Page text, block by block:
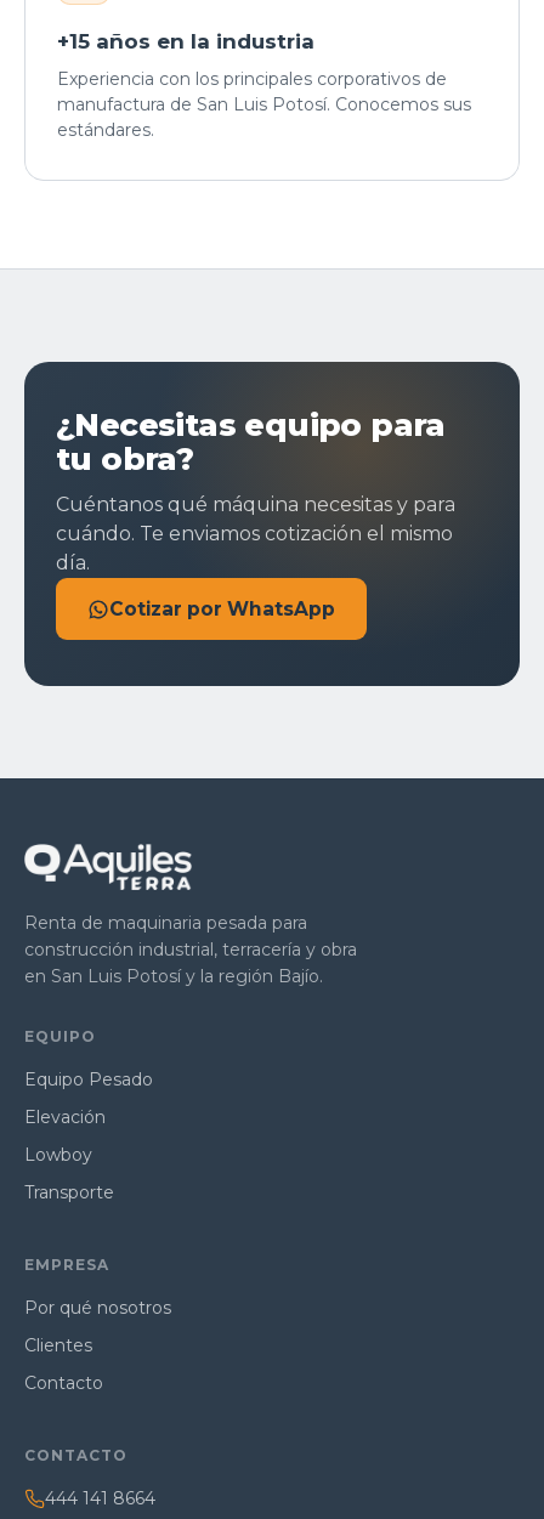
+15 años en la industria
Experiencia con los principales corporativos de
manufactura de San Luis Potosí. Conocemos sus
estándares.
¿Necesitas equipo para
tu obra?
Cuéntanos qué máquina necesitas y para
cuándo. Te enviamos cotización el mismo
día.
Cotizar por WhatsApp
Renta de maquinaria pesada para
construcción industrial, terracería y obra
en San Luis Potosí y la región Bajío.
EQUIPO
Equipo Pesado
Elevación
Lowboy
Transporte
EMPRESA
Por qué nosotros
Clientes
Contacto
CONTACTO
444 141 8664